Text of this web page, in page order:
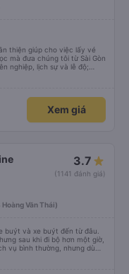
thiện giúp cho việc lấy vé
nghiệp, lịch sự và lễ độ;
và trợ giá cho chúng tôi.
mọi người hãng xe Bảo
Xem giá
3.7
(1141 đánh giá)
Văn Thái)
buýt và xe buýt đến từ đâu.
sau khi đi bộ hơn một giờ,
vụ bình thường, nhưng dù
mái. Sẽ tuyệt hơn nếu